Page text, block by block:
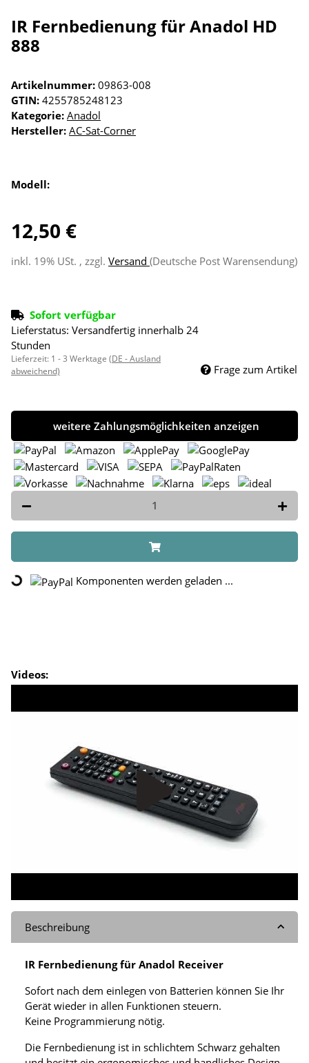
IR Fernbedienung für Anadol HD
888
Artikelnummer: 09863-008
GTIN: 4255785248123
Kategorie: Anadol
Hersteller: AC-Sat-Corner
Modell:
12,50 €
inkl. 19% USt. , zzgl. Versand (Deutsche Post Warensendung)
Sofort verfügbar
Lieferstatus: Versandfertig innerhalb 24
Stunden
Lieferzeit: 1 - 3 Werktage (DE - Ausland
abweichend)
Frage zum Artikel
weitere Zahlungsmöglichkeiten anzeigen
Loading... Komponenten werden geladen ...
Videos:
Beschreibung
IR Fernbedienung für Anadol Receiver
Sofort nach dem einlegen von Batterien können Sie Ihr
Gerät wieder in allen Funktionen steuern.
Keine Programmierung nötig.
Die Fernbedienung ist in schlichtem Schwarz gehalten